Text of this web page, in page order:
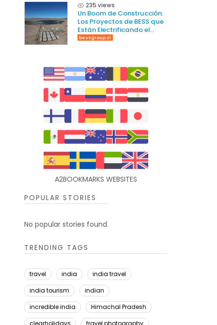
235 views
Un Boom de Construcción:
Los Proyectos de BESS que
Están Electrificando el
Norte de Chile
bessgroup.cl
A2BOOKMARKS WEBSITES
POPULAR STORIES
No popular stories found.
TRENDING TAGS
travel india
india travel
india tourism
indian
incredible india
Himachal Pradesh